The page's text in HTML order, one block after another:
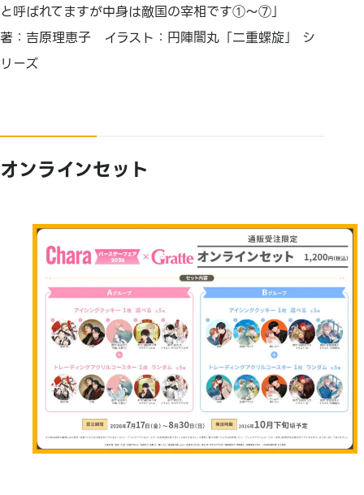
と呼ばれてますが中身は敵国の宰相です①～⑦」
著：吉原理恵子 イラスト：円陣闇丸「二重螺旋」 シ
リーズ
オンラインセット